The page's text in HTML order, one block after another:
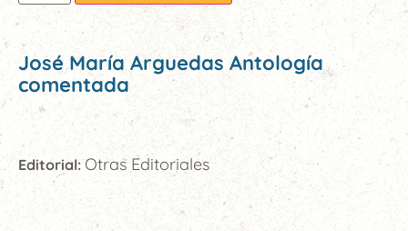
José María Arguedas Antología
comentada
Editorial: Otras Editoriales